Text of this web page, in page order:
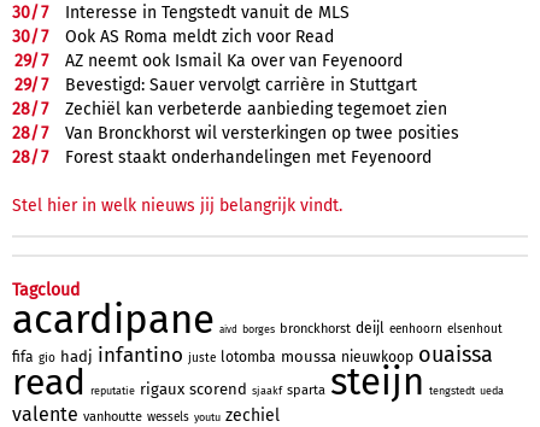
30/7
Interesse in Tengstedt vanuit de MLS
30/7
Ook AS Roma meldt zich voor Read
29/7
AZ neemt ook Ismail Ka over van Feyenoord
29/7
Bevestigd: Sauer vervolgt carrière in Stuttgart
28/7
Zechiël kan verbeterde aanbieding tegemoet zien
28/7
Van Bronckhorst wil versterkingen op twee posities
28/7 Forest staakt onderhandelingen met Feyenoord
Stel hier in welk nieuws jij belangrijk vindt.
Tagcloud
acardipane aivd borges bronckhorst deijl eenhoorn elsenhout
fifa gio hadj infantino juste lotomba moussa nieuwkoop ouaissa
read reputatie rigaux scorend sjaakf sparta steijn tengstedt ueda
valente vanhoutte wessels youtu zechiel